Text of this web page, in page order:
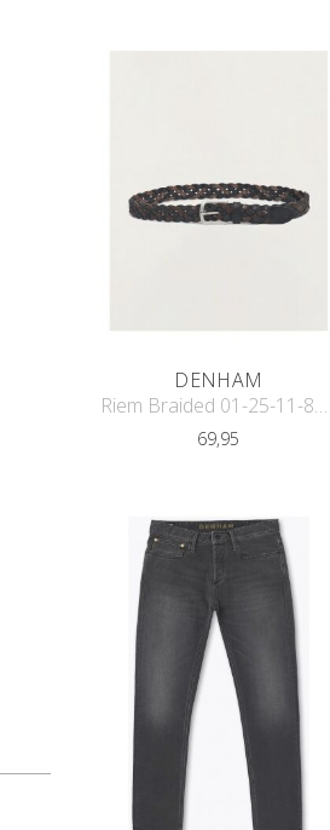
DENHAM
Riem Braided 01-25-11-83-010
69,95